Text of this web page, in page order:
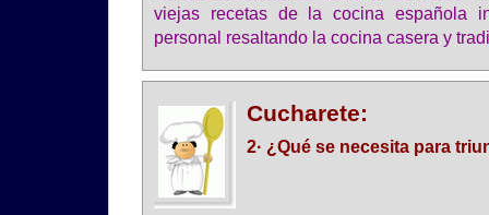
viejas recetas de la cocina española
personal resaltando la cocina casera y
Cucharete:
2· ¿Qué se necesita para